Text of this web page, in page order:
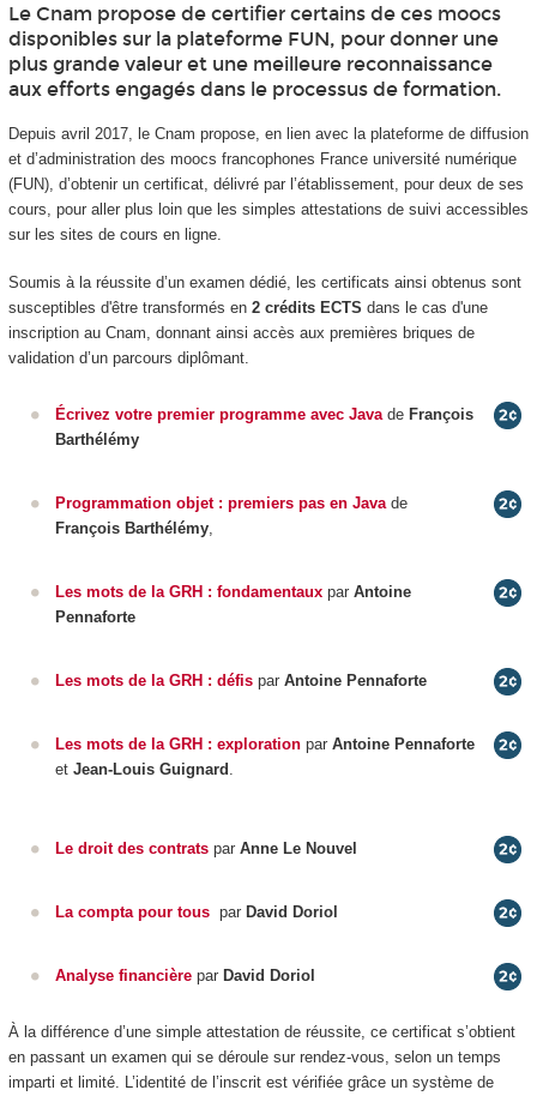
Le Cnam propose de certifier certains de ces moocs
disponibles sur la plateforme FUN, pour donner une
plus grande valeur et une meilleure reconnaissance
aux efforts engagés dans le processus de formation.
Depuis avril 2017, le Cnam propose, en lien avec la plateforme de diffusion
et d’administration des moocs francophones France université numérique
(FUN), d’obtenir un certificat, délivré par l’établissement, pour deux de ses
cours, pour aller plus loin que les simples attestations de suivi accessibles
sur les sites de cours en ligne.
Soumis à la réussite d’un examen dédié, les certificats ainsi obtenus sont
susceptibles d'être transformés en 2 crédits ECTS dans le cas d'une
inscription au Cnam, donnant ainsi accès aux premières briques de
validation d’un parcours diplômant.
Écrivez votre premier programme avec Javade François
Barthélémy
Programmation objet : premiers pas en Javade
François Barthélémy,
Les mots de la GRH : fondamentaux par Antoine
Pennaforte
Les mots de la GRH : défispar Antoine Pennaforte
Les mots de la GRH : explorationpar Antoine Pennaforte
et Jean-Louis Guignard
Le droit des contratspar Anne Le Nouvel
La compta pour tous par David Doriol
Analyse financièrepar David Doriol
À la différence d’une simple attestation de réussite, ce certificat s’obtient
en passant un examen qui se déroule sur rendez-vous, selon un temps
imparti et limité. L’identité de l’inscrit est vérifiée grâce un système de